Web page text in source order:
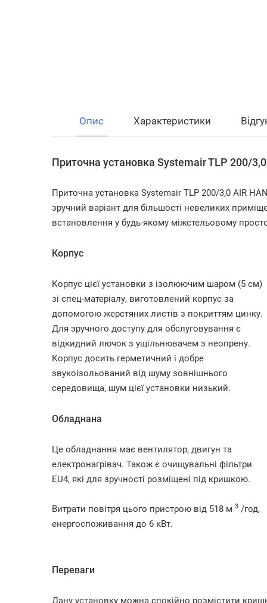
Опис Характеристики
Приточна установка Systemair TLP 200/
Приточна установка Systemair TLP 200/3,0 AIR
зручний варіант для більшості невеликих
встановлення у будь-якому міжстельовому
Корпус
Корпус цієї установки з ізолюючим шаром (5 см)
зі спец-матеріалу, виготовлений корпус за
допомогою жерстяних листів з покриттям цинку.
Для зручного доступу для обслуговування є
відкидний лючок з ущільнювачем з неопрену.
Корпус досить герметичний і добре
звукоізольований від шуму зовнішнього
середовища, шум цієї установки низький.
Обладнана
Це обладнання має вентилятор, двигун та
електронагрівач. Також є очищувальні фільтри
EU4, які для зручності розміщені під кришкою.
Витрати повітря цього пристрою від 518 м 3 /год,
енергоспоживання до 6 кВт.
Переваги
Дану установку можна спокійно розмістити